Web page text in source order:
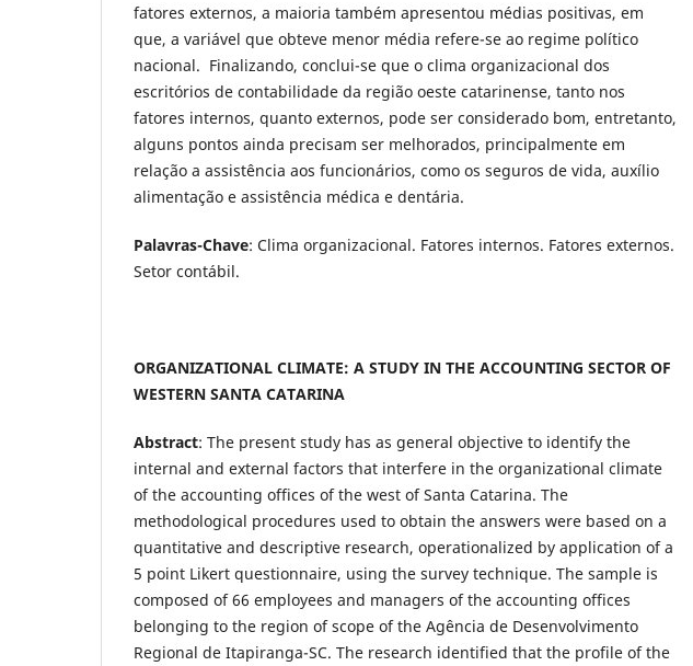
fatores externos, a maioria também apresentou médias positivas, em
que, a variável que obteve menor média refere-se ao regime político
nacional. Finalizando, conclui-se que o clima organizacional dos
escritórios de contabilidade da região oeste catarinense, tanto nos
fatores internos, quanto externos, pode ser considerado bom, entretanto,
alguns pontos ainda precisam ser melhorados, principalmente em
relação a assistência aos funcionários, como os seguros de vida, auxílio
alimentação e assistência médica e dentária.
Palavras-Chave: Clima organizacional. Fatores internos. Fatores externos.
Setor contábil.
ORGANIZATIONAL CLIMATE: A STUDY IN THE ACCOUNTING SECTOR OF
WESTERN SANTA CATARINA
Abstract: The present study has as general objective to identify the
internal and external factors that interfere in the organizational climate
of the accounting offices of the west of Santa Catarina. The
methodological procedures used to obtain the answers were based on a
quantitative and descriptive research, operationalized by application of a
5 point Likert questionnaire, using the survey technique. The sample is
composed of 66 employees and managers of the accounting offices
belonging to the region of scope of the Agência de Desenvolvimento
Regional de Itapiranga-SC. The research identified that the profile of the